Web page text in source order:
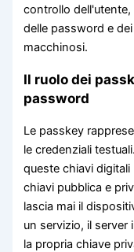
controllo
delle password e
macchinosi.
Il ruolo dei
password
Le passkey
le credenziali
queste chiavi
chiavi pubblica e
lascia mai il
un servizio, il server
la propria chiave